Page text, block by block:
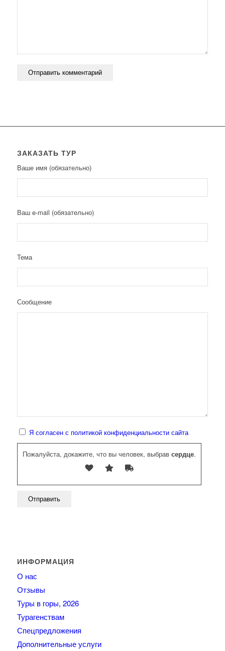
ЗАКАЗАТЬ ТУР
Ваше имя (обязательно)
Ваш e-mail (обязательно)
Тема
Сообщение
Я согласен с политикой конфиденциальности сайта
Пожалуйста, докажите, что вы человек, выбравсердце.
ИНФОРМАЦИЯ
О нас
Отзывы
Туры в горы, 2026
Турагенствам
Спецпредложения
Дополнительные услуги